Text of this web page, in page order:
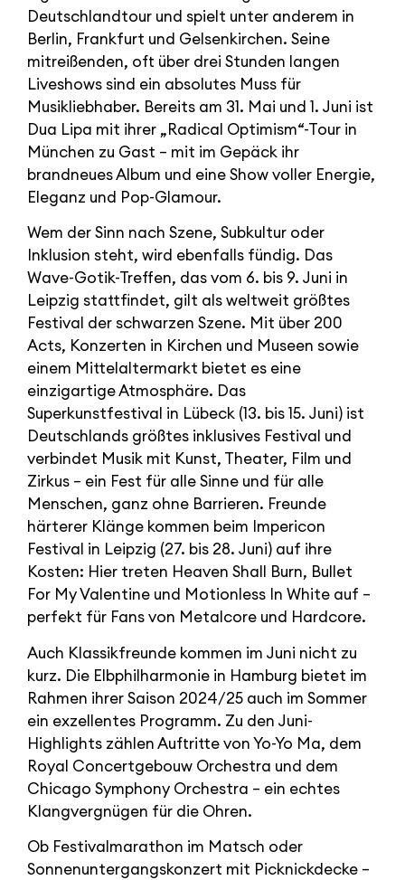
Deutschlandtour und spielt unter anderem in
Berlin, Frankfurt und Gelsenkirchen. Seine
mitreißenden, oft über drei Stunden langen
Liveshows sind ein absolutes Muss für
Musikliebhaber. Bereits am 31. Mai und 1. Juni ist
Dua Lipa mit ihrer „Radical Optimism“-Tour in
München zu Gast – mit im Gepäck ihr
brandneues Album und eine Show voller Energie,
Eleganz und Pop-Glamour.
Wem der Sinn nach Szene, Subkultur oder
Inklusion steht, wird ebenfalls fündig. Das
Wave-Gotik-Treffen, das vom 6. bis 9. Juni in
Leipzig stattfindet, gilt als weltweit größtes
Festival der schwarzen Szene. Mit über 200
Acts, Konzerten in Kirchen und Museen sowie
einem Mittelaltermarkt bietet es eine
einzigartige Atmosphäre. Das
Superkunstfestival in Lübeck (13. bis 15. Juni) ist
Deutschlands größtes inklusives Festival und
verbindet Musik mit Kunst, Theater, Film und
Zirkus – ein Fest für alle Sinne und für alle
Menschen, ganz ohne Barrieren. Freunde
härterer Klänge kommen beim Impericon
Festival in Leipzig (27. bis 28. Juni) auf ihre
Kosten: Hier treten Heaven Shall Burn, Bullet
For My Valentine und Motionless In White auf –
perfekt für Fans von Metalcore und Hardcore.
Auch Klassikfreunde kommen im Juni nicht zu
kurz. Die Elbphilharmonie in Hamburg bietet im
Rahmen ihrer Saison 2024/25 auch im Sommer
ein exzellentes Programm. Zu den Juni-
Highlights zählen Auftritte von Yo-Yo Ma, dem
Royal Concertgebouw Orchestra und dem
Chicago Symphony Orchestra – ein echtes
Klangvergnügen für die Ohren.
Ob Festivalmarathon im Matsch oder
Sonnenuntergangskonzert mit Picknickdecke –